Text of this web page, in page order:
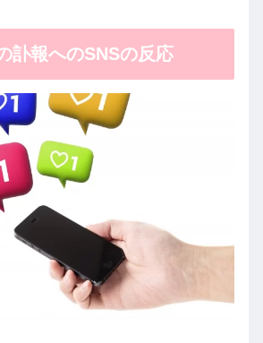
訃報へのSNSの反応